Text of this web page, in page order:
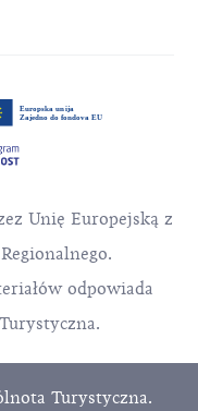
Unię Europejską z
odpowiada
Turystyczna.